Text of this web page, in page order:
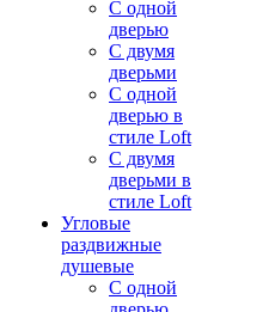
С одной
дверью
С двумя
дверьми
С одной
дверью в
стиле Loft
С двумя
дверьми в
стиле Loft
Угловые
раздвижные
душевые
С одной